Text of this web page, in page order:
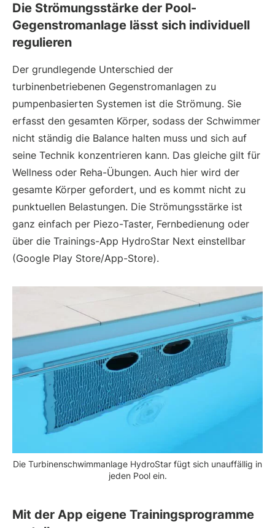
Die Strömungsstärke der Pool-
Gegenstromanlage lässt sich individuell
regulieren
Der grundlegende Unterschied der
turbinenbetriebenen Gegenstromanlagen zu
pumpenbasierten Systemen ist die Strömung. Sie
erfasst den gesamten Körper, sodass der Schwimmer
nicht ständig die Balance halten muss und sich auf
seine Technik konzentrieren kann. Das gleiche gilt für
Wellness oder Reha-Übungen. Auch hier wird der
gesamte Körper gefordert, und es kommt nicht zu
punktuellen Belastungen. Die Strömungsstärke ist
ganz einfach per Piezo-Taster, Fernbedienung oder
über die Trainings-App HydroStar Next einstellbar
(Google Play Store/App-Store).
Die Turbinenschwimmanlage HydroStar fügt sich unauffällig in
jeden Pool ein.
Mit der App eigene Trainingsprogramme